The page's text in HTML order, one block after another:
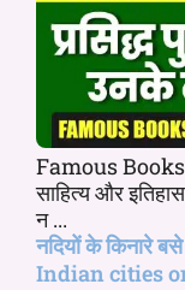
Famous
साहित्य और
न ...
नदियों के किनारे
Indian cities